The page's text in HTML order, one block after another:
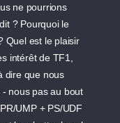
ne pourrions
? Pourquoi le
Quel est le plaisir
intérêt de TF1,
dire que nous
nous pas au bout
UMP + PS/UDF